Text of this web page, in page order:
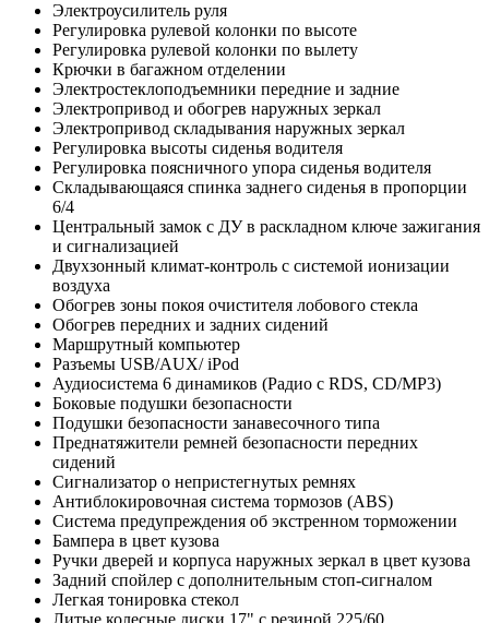
Электроусилитель руля
Регулировка рулевой колонки по высоте
Регулировка рулевой колонки по вылету
Крючки в багажном отделении
Электростеклоподъемники передние и задние
Электропривод и обогрев наружных зеркал
Электропривод складывания наружных зеркал
Регулировка высоты сиденья водителя
Регулировка поясничного упора сиденья водителя
Складывающаяся спинка заднего сиденья в пропорции
6/4
Центральный замок с ДУ в раскладном ключе зажигания
и сигнализацией
Двухзонный климат-контроль с системой ионизации
воздуха
Обогрев зоны покоя очистителя лобового стекла
Обогрев передних и задних сидений
Маршрутный компьютер
Разъемы USB/AUX/ iPod
Аудиосистема 6 динамиков (Радио с RDS, СD/MP3)
Боковые подушки безопасности
Подушки безопасности занавесочного типа
Преднатяжители ремней безопасности передних
сидений
Сигнализатор о непристегнутых ремнях
Антиблокировочная система тормозов (ABS)
Система предупреждения об экстренном торможении
Бампера в цвет кузова
Ручки дверей и корпуса наружных зеркал в цвет кузова
Задний спойлер с дополнительным стоп-сигналом
Легкая тонировка стекол